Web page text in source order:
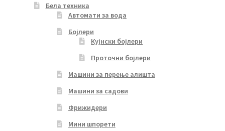
Бела техника
Автомати за вода
Бојлери
Кујнски бојлери
Проточни бојлери
Машини за перење алишта
Машини за садови
Фрижидери
Мини шпорети